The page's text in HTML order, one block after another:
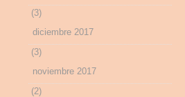
(3)
diciembre 2017
(3)
noviembre 2017
(2)